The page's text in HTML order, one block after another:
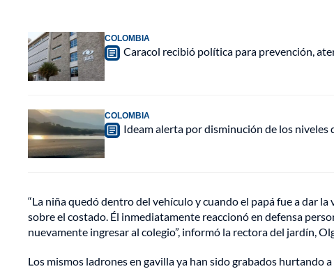
COLOMBIA
Caracol recibió política para prevención,
COLOMBIA
Ideam alerta por disminución de los niveles
“La niña quedó dentro del vehículo y cuando el papá fue a dar
sobre el costado. Él inmediatamente reaccionó en defensa
nuevamente ingresar al colegio”, informó la rectora del jardín,
Los mismos ladrones en gavilla ya han sido grabados